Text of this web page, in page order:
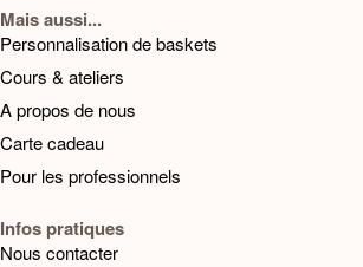
Mais aussi...
Personnalisation de baskets
Cours & ateliers
A propos de nous
Carte cadeau
Pour les professionnels
Infos pratiques
Nous contacter